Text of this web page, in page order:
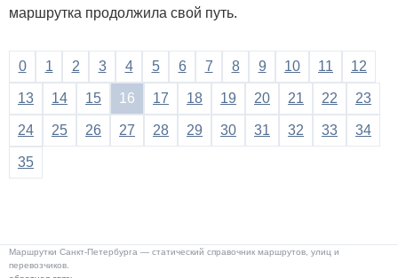
маршрутка продолжила свой путь.
0 1 2 3 4 5 6 7 8 9 10 11 12
13 14 15 16 17 18 19 20 21 22 23
24 25 26 27 28 29 30 31 32 33 34
35
Маршрутки Санкт-Петербурга — статический справочник маршрутов, улиц и
перевозчиков.